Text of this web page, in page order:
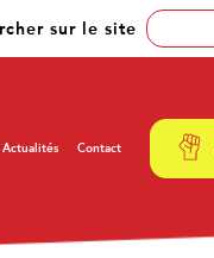
sur le site
Actualités Contact